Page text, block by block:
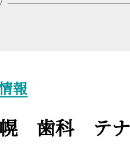
カ
ー
報
歯科 テナ